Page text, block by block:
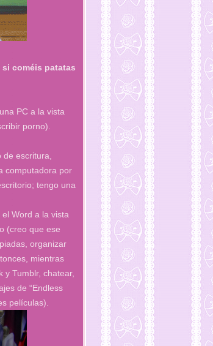
coméis patatas
PC a la vista
porno).
escritura,
computadora por
tengo una
Word a la vista
(creo que ese
organizar
mientras
Tumblr, chatear,
de “Endless
películas).